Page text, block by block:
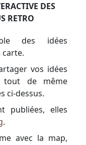
DES
RETRO
des idées
vos idées
tout de même
ci-dessus.
publiées, elles
.
avec la map,